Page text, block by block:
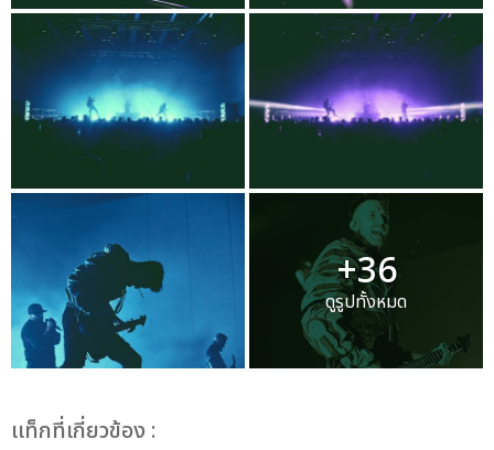
+36
ดูรูปทั้งหมด
เเท็กที่เกี่ยวข้อง :